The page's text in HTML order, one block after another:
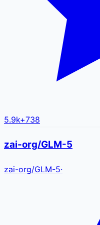
5.9k+738
zai-org/GLM-5
zai-org/GLM-5·